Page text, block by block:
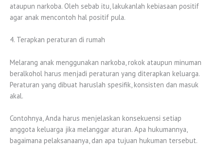
ataupun narkoba. Oleh sebab itu, lakukanlah kebiasaan positif
agar anak mencontoh hal positif pula.
4. Terapkan peraturan di rumah
Melarang anak menggunakan narkoba, rokok ataupun minuman
beralkohol harus menjadi peraturan yang diterapkan keluarga.
Peraturan yang dibuat haruslah spesifik, konsisten dan masuk
akal.
Contohnya, Anda harus menjelaskan konsekuensi setiap
anggota keluarga jika melanggar aturan. Apa hukumannya,
bagaimana pelaksanaanya, dan apa tujuan hukuman tersebut.